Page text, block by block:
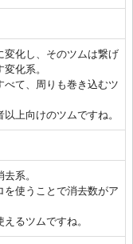
変化し、そのツムは繋げ
化系。
て、周りも巻き込むツ
上向けのツムですね。
系。
を使うことで消去数がア
るツムですね。